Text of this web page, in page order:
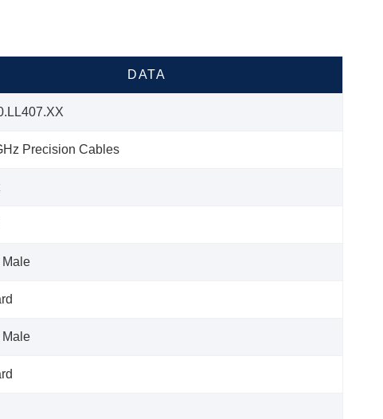
DATA
Precision Cables
Male
Male